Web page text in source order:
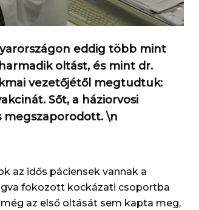
eddig több mint
oltást, és mint dr.
vezetőjétől megtudtuk:
Sőt, a háziorvosi
megszaporodott. \n
az idős páciensek vannak a
fokozott kockázati csoportba
az első oltását sem kapta meg,